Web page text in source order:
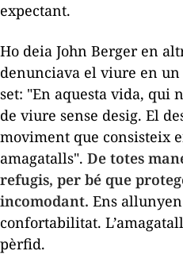
expectant.
Ho deia John Berger en
denunciava el viure en
set: "En aquesta vida, qui
de viure sense desig. El
moviment que consisteix
amagatalls". De totes
refugis, per bé que
incomodant. Ens
confortabilitat.
pèrfid.